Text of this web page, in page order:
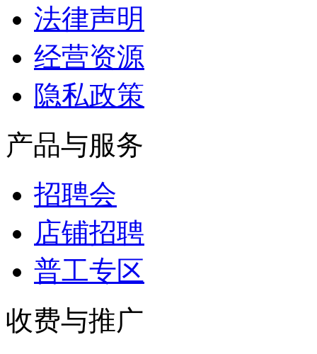
法律声明
经营资源
隐私政策
产品与服务
招聘会
店铺招聘
普工专区
收费与推广